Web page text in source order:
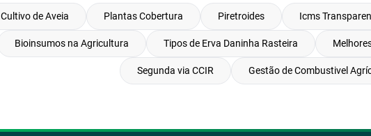
Cultivo de Aveia Plantas Cobertura Piretroides Icms
Bioinsumos na Agricultura Tipos de Erva Daninha Rasteira
Segunda via CCIR Gestão de Combustivel